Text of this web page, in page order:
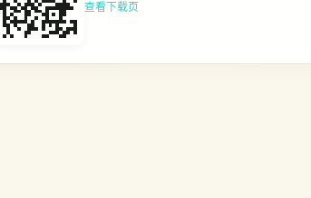
查看下载页